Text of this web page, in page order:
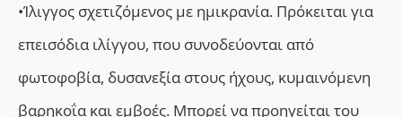
•Ίλιγγος σχετιζόμενος με ημικρανία. Πρόκειται για
επεισόδια ιλίγγου, που συνοδεύονται από
φωτοφοβία, δυσανεξία στους ήχους, κυμαινόμενη
βαρηκοΐα και εμβοές. Μπορεί να προηγείται του